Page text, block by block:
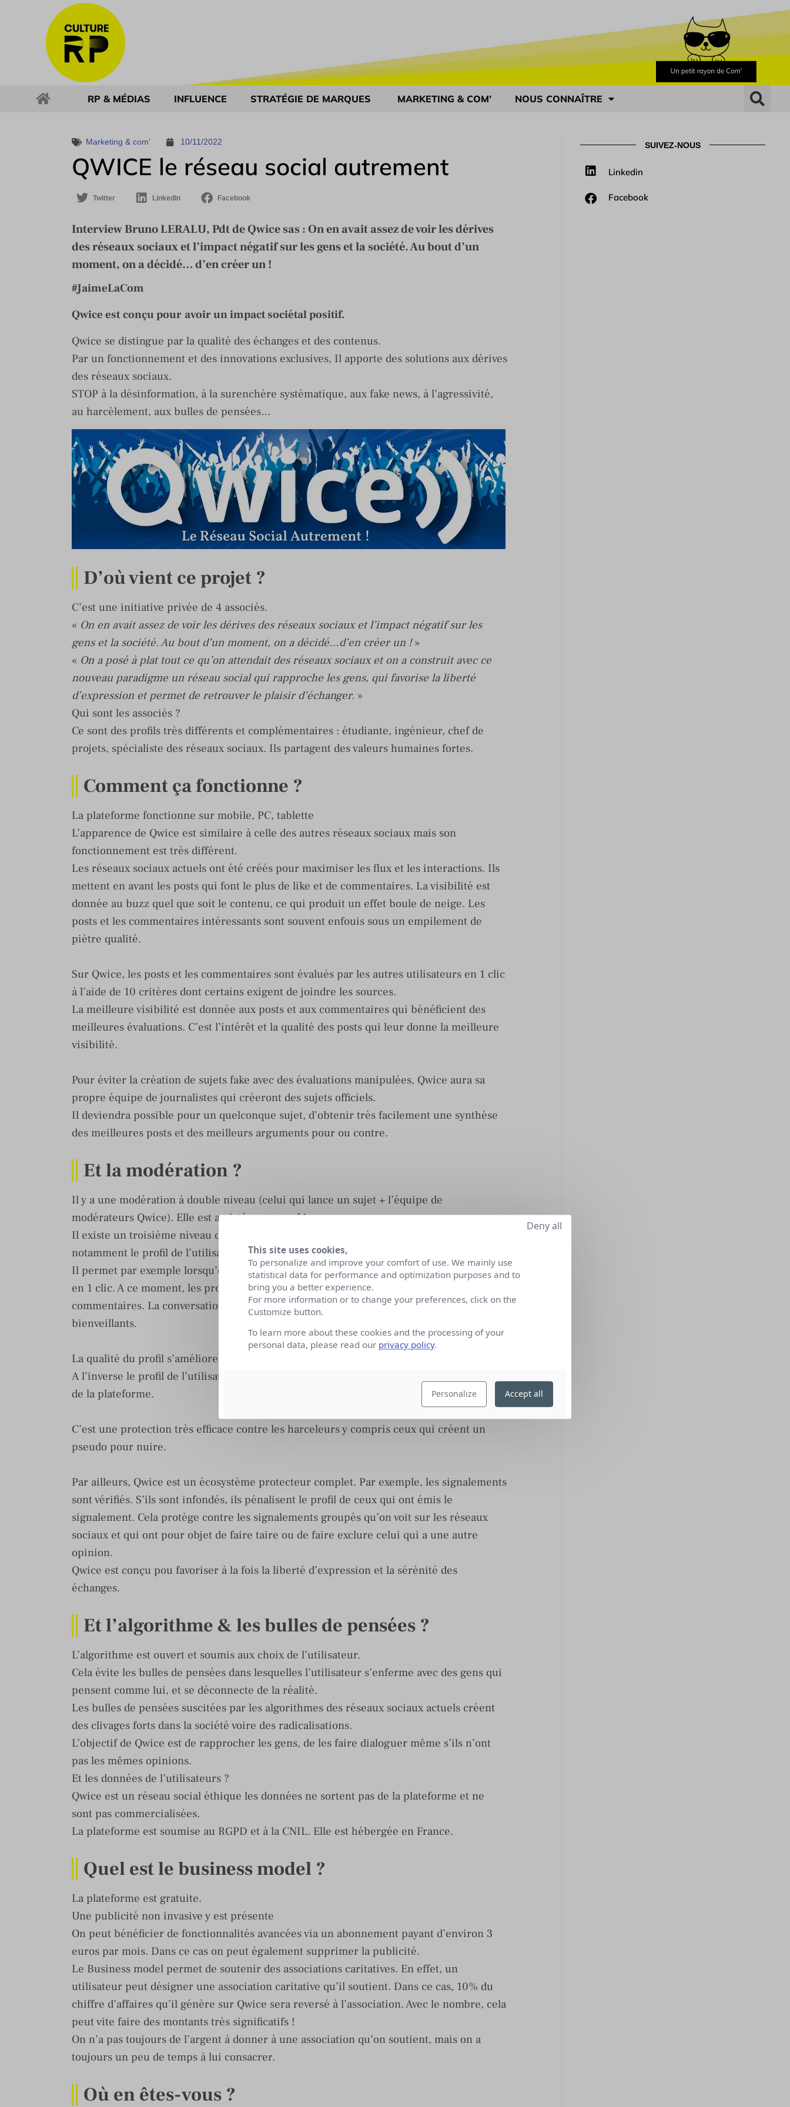
RP & MÉDIAS INFLUENCE STRATÉGIE DE MARQUES MARKETING & COM’ NOUS CONNAÎTRE
Marketing & com' 10/11/2022
QWICE le réseau social autrement
Twitter LinkedIn Facebook
Interview Bruno LERALU, Pdt de Qwice sas : On en avait assez de voir les dérives
des réseaux sociaux et l’impact négatif sur les gens et la société. Au bout d’un
moment, on a décidé… d’en créer un !
#JaimeLaCom
Qwice est conçu pour avoir un impact sociétal positif.
Qwice se distingue par la qualité des échanges et des contenus.
Par un fonctionnement et des innovations exclusives, Il apporte des solutions aux dérives
des réseaux sociaux.
STOP à la désinformation, à la surenchère systématique, aux fake news, à l’agressivité,
au harcèlement, aux bulles de pensées…
D’où vient ce projet ?
C’est une initiative privée de 4 associés.
« On en avait assez de voir les dérives des réseaux sociaux et l’impact négatif sur les
gens et la société. Au bout d’un moment, on a décidé…d’en créer un !»
« On a posé à plat tout ce qu’on attendait des réseaux sociaux et on a construit avec ce
nouveau paradigme un réseau social qui rapproche les gens, qui favorise la liberté
d’expression et permet de retrouver le plaisir d’échanger. »
Qui sont les associés ?
Ce sont des profils très différents et complémentaires : étudiante, ingénieur, chef de
projets, spécialiste des réseaux sociaux. Ils partagent des valeurs humaines fortes.
Comment ça fonctionne ?
La plateforme fonctionne sur mobile, PC, tablette
L’apparence de Qwice est similaire à celle des autres réseaux sociaux mais son
fonctionnement est très différent.
Les réseaux sociaux actuels ont été créés pour maximiser les flux et les interactions. Ils
mettent en avant les posts qui font le plus de like et de commentaires. La visibilité est
donnée au buzz quel que soit le contenu, ce qui produit un effet boule de neige. Les
posts et les commentaires intéressants sont souvent enfouis sous un empilement de
piètre qualité.
Sur Qwice, les posts et les commentaires sont évalués par les autres utilisateurs en 1 clic
à l’aide de 10 critères dont certains exigent de joindre les sources.
La meilleure visibilité est donnée aux posts et aux commentaires qui bénéficient des
meilleures évaluations. C’est l’intérêt et la qualité des posts qui leur donne la meilleure
visibilité.
Pour éviter la création de sujets fake avec des évaluations manipulées, Qwice aura sa
propre équipe de journalistes qui créeront des sujets officiels.
Il deviendra possible pour un quelconque sujet, d’obtenir très facilement une synthèse
des meilleures posts et des meilleurs arguments pour ou contre.
Et la modération ?
Il y a une modération à double niveau (celui qui lance un sujet + l’équipe de
modérateurs Qwice). Elle est assistée par une IA.
Il existe un troisième niveau de modération exclusif inventé par Qwice qui utilise
notamment le profil de l’utilisateur.
Il permet par exemple lorsqu’on commence à se faire agresser, de se mettre en sécurité
en 1 clic. A ce moment, les profils de niveaux insuffisants disparaissent ainsi que leurs
commentaires. La conversation continue mais seulement avec les utilisateurs
bienveillants.
La qualité du profil s’améliore avec le temps et le comportement positif des utilisateurs.
A l’inverse le profil de l’utilisateur malveillant baissera et pourra entraîner une exclusion
de la plateforme.
C’est une protection très efficace contre les harceleurs y compris ceux qui créent un
pseudo pour nuire.
Par ailleurs, Qwice est un écosystème protecteur complet. Par exemple, les signalements
sont vérifiés. S’ils sont infondés, ils pénalisent le profil de ceux qui ont émis le
signalement. Cela protège contre les signalements groupés qu’on voit sur les réseaux
sociaux et qui ont pour objet de faire taire ou de faire exclure celui qui a une autre
opinion.
Qwice est conçu pou favoriser à la fois la liberté d’expression et la sérénité des
échanges.
Et l’algorithme & les bulles de pensées ?
L’algorithme est ouvert et soumis aux choix de l’utilisateur.
Cela évite les bulles de pensées dans lesquelles l’utilisateur s’enferme avec des gens qui
pensent comme lui, et se déconnecte de la réalité.
Les bulles de pensées suscitées par les algorithmes des réseaux sociaux actuels créent
des clivages forts dans la société voire des radicalisations.
L’objectif de Qwice est de rapprocher les gens, de les faire dialoguer même s’ils n’ont
pas les mêmes opinions.
Et les données de l’utilisateurs ?
Qwice est un réseau social éthique les données ne sortent pas de la plateforme et ne
sont pas commercialisées.
La plateforme est soumise au RGPD et à la CNIL. Elle est hébergée en France.
Quel est le business model ?
La plateforme est gratuite.
Une publicité non invasive y est présente
On peut bénéficier de fonctionnalités avancées via un abonnement payant d’environ 3
euros par mois. Dans ce cas on peut également supprimer la publicité.
Le Business model permet de soutenir des associations caritatives. En effet, un
utilisateur peut désigner une association caritative qu’il soutient. Dans ce cas, 10% du
chiffre d’affaires qu’il génère sur Qwice sera reversé à l’association. Avec le nombre, cela
peut vite faire des montants très significatifs !
On n’a pas toujours de l’argent à donner à une association qu’on soutient, mais on a
toujours un peu de temps à lui consacrer.
Où en êtes-vous ?
SUIVEZ-NOUS
Linkedin
Facebook
This site uses cookies,
To personalize and improve your comfort of use. We mainly use
statistical data for performance and optimization purposes and to
bring you a better experience.
For more information or to change your preferences, click on the
Customize button.
To learn more about these cookies and the processing of your
personal data, please read our privacy policy.
Personalize
Deny all
Accept all